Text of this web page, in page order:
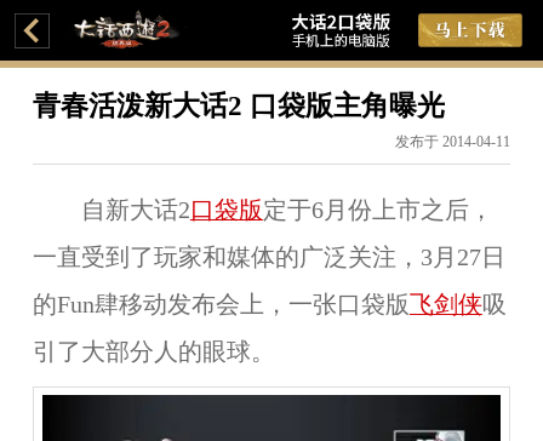
青春活泼新大话2 口袋版主角曝光
发布于 2014-04-11
自新大话2口袋版定于6月份上市之后，
一直受到了玩家和媒体的广泛关注，3月27日
的Fun肆移动发布会上，一张口袋版飞剑侠吸
引了大部分人的眼球。